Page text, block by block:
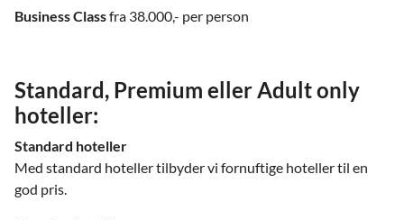
Business Classfra 38.000,- per person
Standard, Premium eller Adult only
hoteller:
Standard hoteller
Med standard hoteller tilbyder vi fornuftige hoteller til en
god pris.